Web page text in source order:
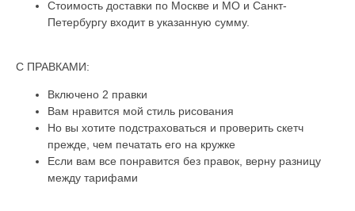
Стоимость доставки по Москве и МО и Санкт-
Петербургу входит в указанную сумму.
С ПРАВКАМИ:
Включено 2 правки
Вам нравится мой стиль рисования
Но вы хотите подстраховаться и проверить скетч
прежде, чем печатать его на кружке
Если вам все понравится без правок, верну разницу
между тарифами